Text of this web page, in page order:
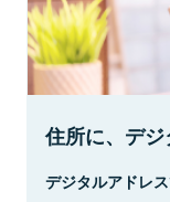
住所に、デジ
デジタルアドレ